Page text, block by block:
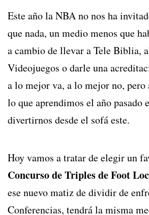
Este año la NBA no nos ha
que nada, un medio menos que
a cambio de llevar a Tele Biblia,
Videojuegos o darle una
a lo mejor va, a lo mejor no, pero
lo que aprendimos el año pasado
divertirnos desde el sofá este.
Hoy vamos a tratar de elegir un
Concurso de Triples de Foot
ese nuevo matiz de dividir de
Conferencias, tendrá la misma